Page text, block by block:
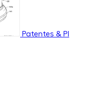
Patentes & PI